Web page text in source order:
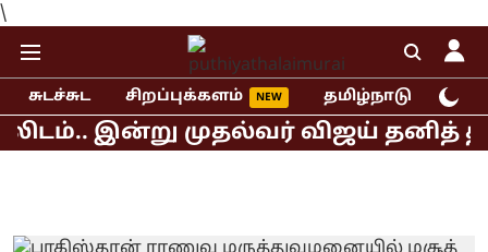
\
சுடச்சுட சிறப்புக்களம் தமிழ்நாடு
இன்று முதல்வர் விஜய் தனித்